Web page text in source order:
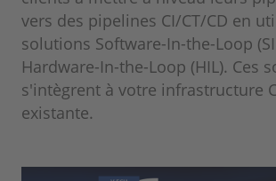
vers des pipelines CI/CT/CD en
solutions Software-In-the-Loop
Hardware-In-the-Loop (HIL). Ces
s'intègrent à votre infrastructure
existante.